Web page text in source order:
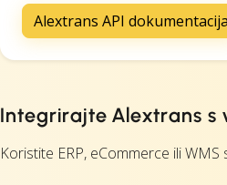
Alextrans API dokumentacija
Integrirajte Alextrans s
Koristite ERP, eCommerce ili